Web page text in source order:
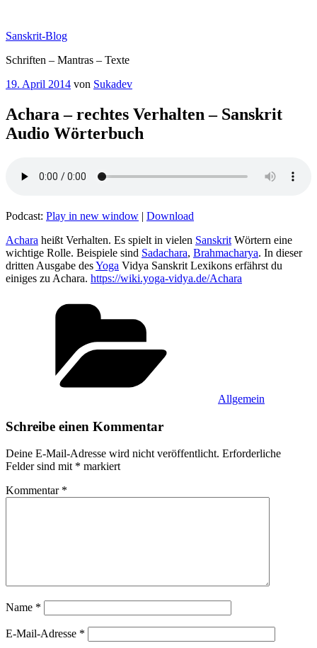
springen
Sanskrit-Blog
Schriften – Mantras – Texte
Veröffentlicht
19. April 2014 von Sukadev
Achara – rechtes Verhalten – Sanskrit
Audio Wörterbuch
Podcast: Play in new window | Download
Achara heißt Verhalten. Es spielt in vielen Sanskrit Wörtern eine
wichtige Rolle. Beispiele sind Sadachara, Brahmacharya. In dieser
dritten Ausgabe desYoga Vidya Sanskrit Lexikons erfährst du
einiges zu Achara. https://wiki.yoga-vidya.de/Achara
Allgemein
Schreibe einen Kommentar
Deine E-Mail-Adresse wird nicht veröffentlicht. Erforderliche
Felder sind mit * markiert
Kommentar *
Name *
E-Mail-Adresse *